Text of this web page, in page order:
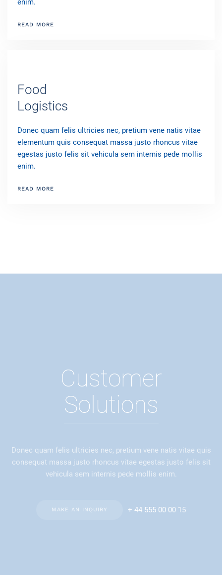
enim.
READ MORE
Food
Logistics
Donec quam felis ultricies nec, pretium vene natis vitae
elementum quis consequat massa justo rhoncus vitae
egestas justo felis sit vehicula sem internis pede mollis
enim.
READ MORE
Customer
Solutions
Donec quam felis ultricies nec, pretium vene natis vitae quis
consequat massa justo rhoncus vitae egestas justo felis sit
vehicula sem internis pede mollis enim.
MAKE AN INQUIRY + 44 555 00 00 15